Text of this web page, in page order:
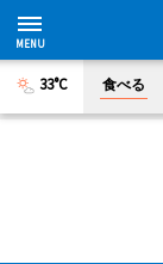
33°C 食べる